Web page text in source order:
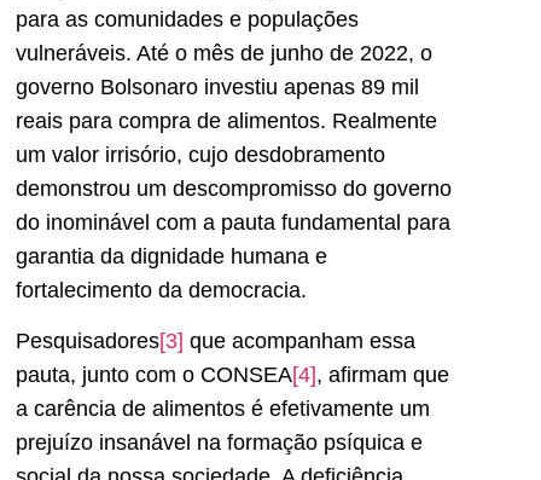
para as comunidades e populações
vulneráveis. Até o mês de junho de 2022, o
governo Bolsonaro investiu apenas 89 mil
reais para compra de alimentos. Realmente
um valor irrisório, cujo desdobramento
demonstrou um descompromisso do governo
do inominável com a pauta fundamental para
garantia da dignidade humana e
fortalecimento da democracia.
Pesquisadores[3] que acompanham essa
pauta, junto com o CONSEA[4], afirmam que
a carência de alimentos é efetivamente um
prejuízo insanável na formação psíquica e